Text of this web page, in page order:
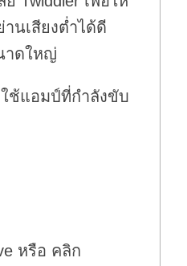
นเสียงต่ำได้ดี
าดใหญ่
ช้แอมป์ที่กำลังขับ
หรือ คลิก